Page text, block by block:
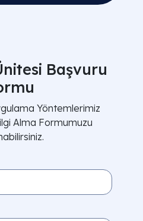
Başvuru
Yöntemlerimiz
Alma Formumuzu